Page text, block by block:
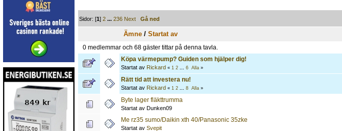
Sidor: [1]2 ...236 Next Gå ned
Ämne /Startat av
0 medlemmar och 68 gäster tittar på denna tavla.
Köpa värmepump? Guiden som hjälper dig!
Startat av Rickard « 1 2 ... 6 Alla »
Rätt tid att investera nu!
Startat av Rickard « 1 2 ... 8 Alla »
Byte lager fläkttrumma
Startat av Dunken09
Me rz35 sumo/Daikin xth 40/Panasonic 35zke
Startat av Svepit